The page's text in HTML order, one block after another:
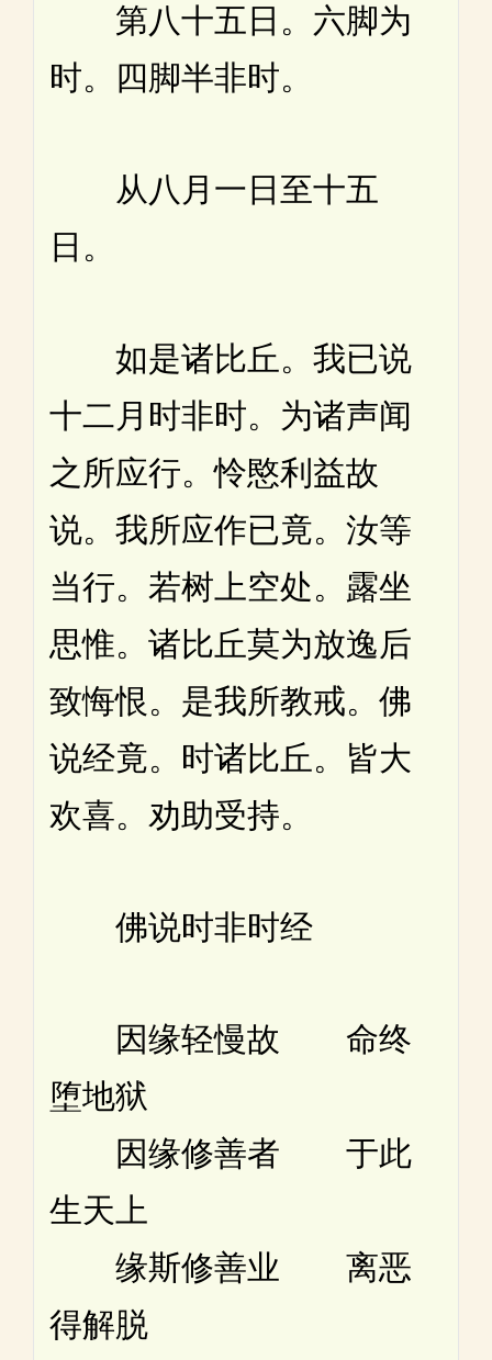
第八十五日。六脚为
时。四脚半非时。
从八月一日至十五
日。
如是诸比丘。我已说
十二月时非时。为诸声闻
之所应行。怜愍利益故
说。我所应作已竟。汝等
当行。若树上空处。露坐
思惟。诸比丘莫为放逸后
致悔恨。是我所教戒。佛
说经竟。时诸比丘。皆大
欢喜。劝助受持。
佛说时非时经
因缘轻慢故 命终
堕地狱
因缘修善者 于此
生天上
缘斯修善业 离恶
得解脱